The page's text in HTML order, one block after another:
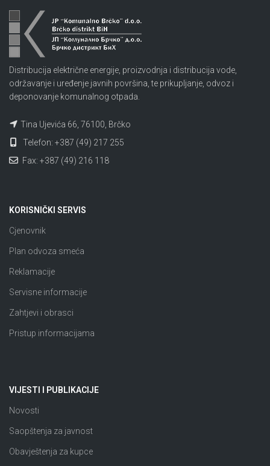
Distribucija električne energije, proizvodnja i distribucija vode,
održavanje i uređenje javnih površina, te prikupljanje, odvoz i
deponovanje komunalnog otpada.
Tina Ujevića 66, 76100, Brčko
Telefon: +387 (49) 217 255
Fax: +387 (49) 216 118
KORISNIČKI SERVIS
Cjenovnik
Plan odvoza smeća
Reklamacije
Servisne informacije
Zahtjevi i obrasci
Pristup informacijama
VIJESTI I PUBLIKACIJE
Novosti
Saopštenja za javnost
Obavještenja za kupce